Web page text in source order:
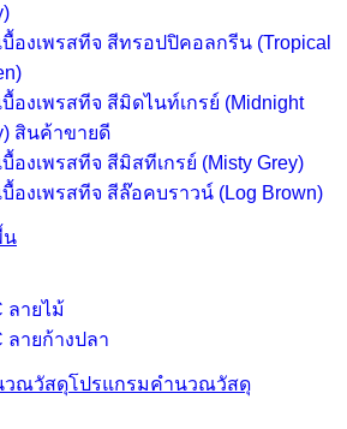
บื้องเพรสทีจ สีทรอปปิคอลกรีน (Tropical
บื้องเพรสทีจ สีมิดไนท์เกรย์ (Midnight
สินค้าขายดี
บื้องเพรสทีจ สีมิสทีเกรย์ (Misty Grey)
บื้องเพรสทีจ สีล๊อคบราวน์ (Log Brown)
น
ลายไม้
ลายก้างปลา
โปรแกรมคำนวณวัสดุ